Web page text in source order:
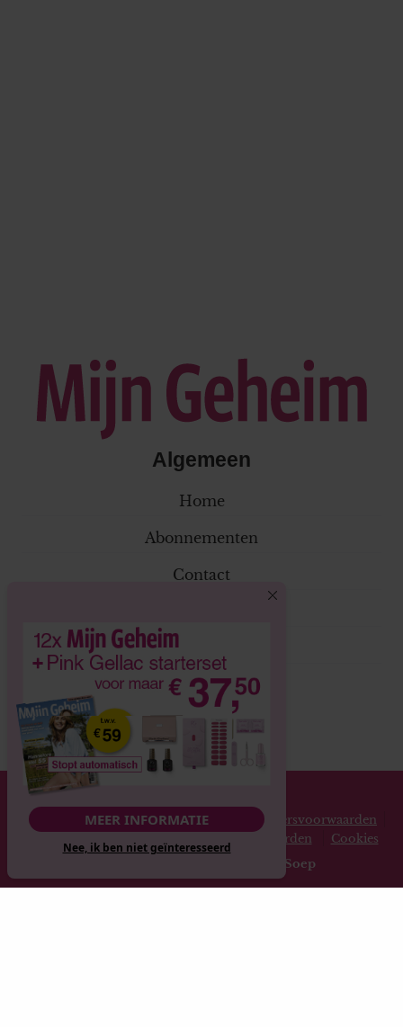
Algemeen
Home
Abonnementen
Contact
Adverteren
Volg ons
Privacy statement Disclaimer
Gebruikersvoorwaarden
Abonnementsvoorwaarden
Cookies
MediaSoep
MEER INFORMATIE
Nee, ik ben niet geïnteresseerd